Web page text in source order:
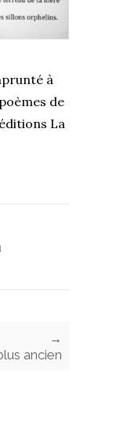
à
de
La
→
ancien